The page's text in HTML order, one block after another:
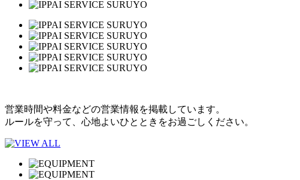
営業時間や料金などの営業情報を掲載しています。
ルールを守って、心地よいひとときをお過ごしください。